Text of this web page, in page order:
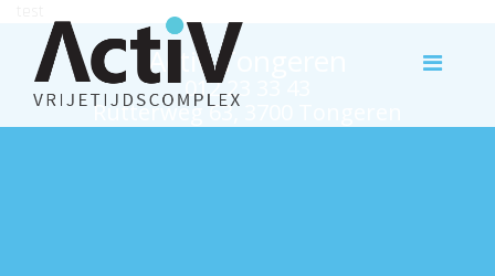
Activ Tongeren
012 23 33 43
Rutterweg 63, 3700 Tongeren